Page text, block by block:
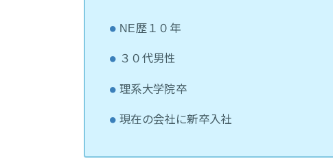
NE歴１０年
３０代男性
理系大学院卒
現在の会社に新卒入社